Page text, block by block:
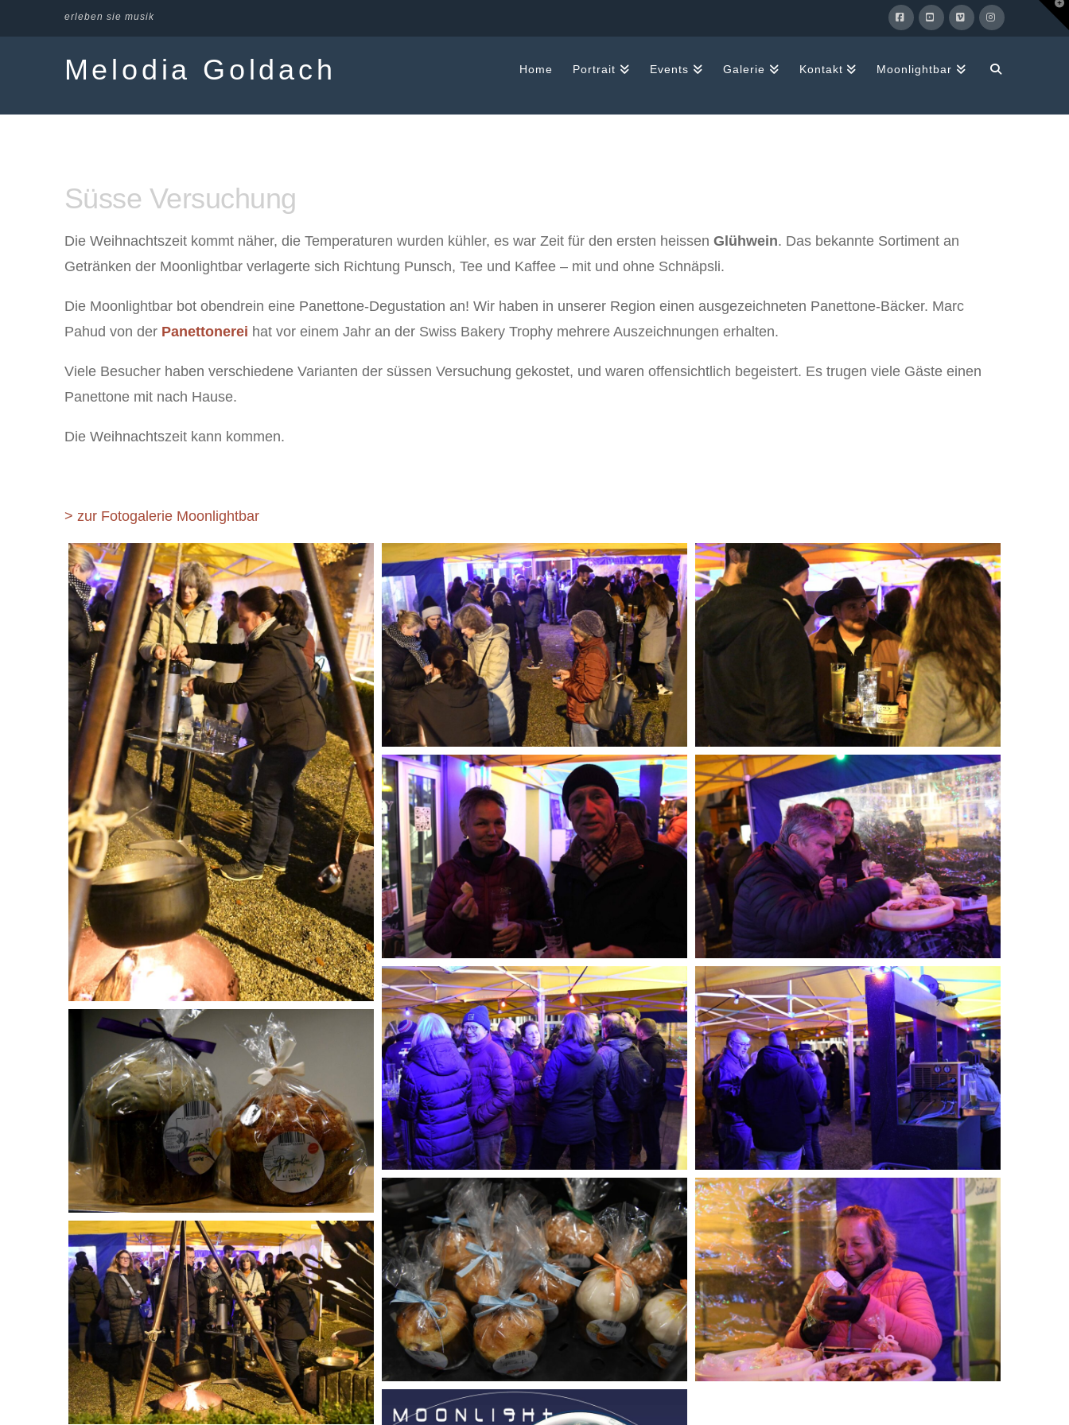
erleben sie musik
Melodia Goldach Home Portrait Events Galerie Kontakt Moonlightbar
Süsse Versuchung
Die Weihnachtszeit kommt näher, die Temperaturen wurden kühler, es war Zeit für den ersten heissen Glühwein. Das bekannte Sortiment an
Getränken der Moonlightbar verlagerte sich Richtung Punsch, Tee und Kaffee – mit und ohne Schnäpsli.
Die Moonlightbar bot obendrein eine Panettone-Degustation an! Wir haben in unserer Region einen ausgezeichneten Panettone-Bäcker. Marc
Pahud von der Panettonerei hat vor einem Jahr an der Swiss Bakery Trophy mehrere Auszeichnungen erhalten.
Viele Besucher haben verschiedene Varianten der süssen Versuchung gekostet, und waren offensichtlich begeistert. Es trugen viele Gäste einen
Panettone mit nach Hause.
Die Weihnachtszeit kann kommen.
> zur Fotogalerie Moonlightbar